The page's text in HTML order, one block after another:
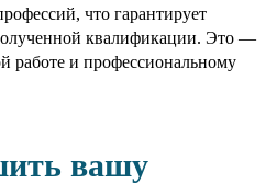
что гарантирует
квалификации. Это —
работе и профессиональному
вашу